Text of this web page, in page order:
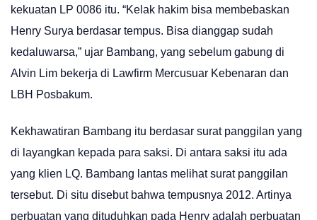
kekuatan LP 0086 itu. “Kelak hakim bisa membebaskan
Henry Surya berdasar tempus. Bisa dianggap sudah
kedaluwarsa,” ujar Bambang, yang sebelum gabung di
Alvin Lim bekerja di Lawfirm Mercusuar Kebenaran dan
LBH Posbakum.
Kekhawatiran Bambang itu berdasar surat panggilan yang
di layangkan kepada para saksi. Di antara saksi itu ada
yang klien LQ. Bambang lantas melihat surat panggilan
tersebut. Di situ disebut bahwa tempusnya 2012. Artinya
perbuatan yang dituduhkan pada Henry adalah perbuatan